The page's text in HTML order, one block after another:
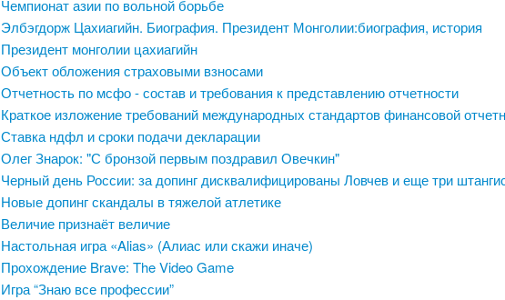
Чемпионат азии по вольной борьбе
Элбэгдорж Цахиагийн. Биография. Президент Монголии:биография, история
Президент монголии цахиагийн
Объект обложения страховыми взносами
Отчетность по мсфо - состав и требования к представлению отчетности
Краткое изложение требований международных стандартов финансовой
Ставка ндфл и сроки подачи декларации
Олег Знарок: "С бронзой первым поздравил Овечкин"
Черный день России: за допинг дисквалифицированы Ловчев и еще три
Новые допинг скандалы в тяжелой атлетике
Величие признаёт величие
Настольная игра «Alias» (Алиас или скажи иначе)
Прохождение Brave: The Video Game
Игра “Знаю все профессии”